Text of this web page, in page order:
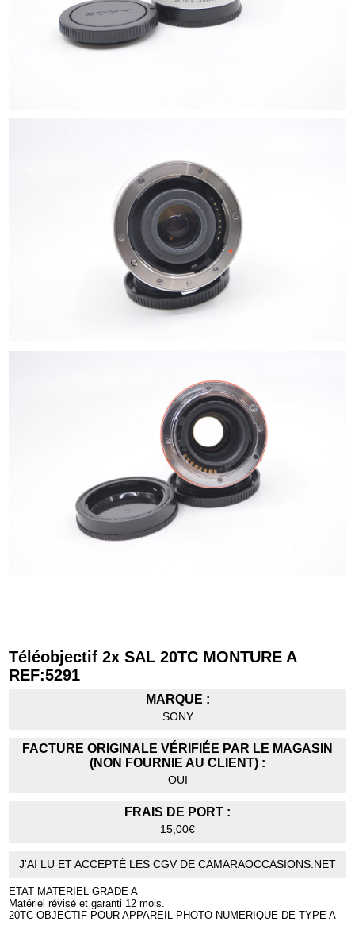
Téléobjectif 2x SAL 20TC MONTURE A
REF:5291
MARQUE :
SONY
FACTURE ORIGINALE VÉRIFIÉE PAR LE MAGASIN
(NON FOURNIE AU CLIENT) :
OUI
FRAIS DE PORT :
15,00€
J'AI LU ET ACCEPTÉ LES CGV DE CAMARAOCCASIONS.NET
ETAT MATERIEL GRADE A
Matériel révisé et garanti 12 mois.
20TC OBJECTIF POUR APPAREIL PHOTO NUMERIQUE DE TYPE A